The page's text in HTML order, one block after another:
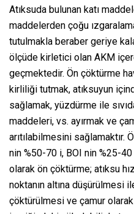
Atıksuda bulunan katı
maddelerden çoğu
tutulmakla beraber geriye
ölçüde kirletici olan AKM
geçmektedir. Ön çöktürme
kirliliği tutmak, atıksuyun
sağlamak, yüzdürme ile
maddeleri, vs. ayırmak ve
arıtılabilmesini sağlamaktır.
nin %50-70 i, BOI nin %25-
olarak ön çöktürme; atıksu
noktanın altına düşürülmesi
çöktürülmesi ve çamur olarak